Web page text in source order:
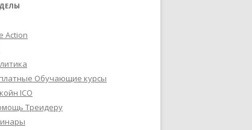
Action
Обучающие курсы
ICO
Треидеру